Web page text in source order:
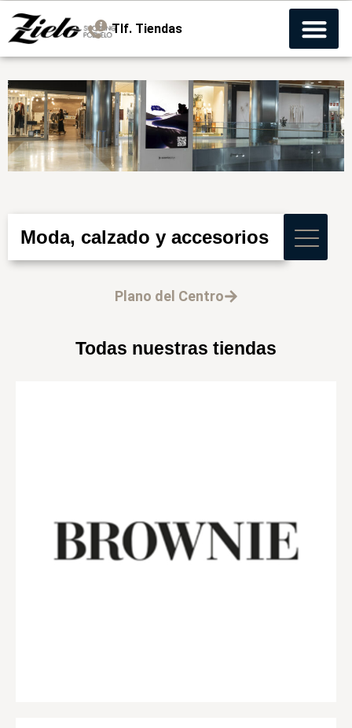
Tlf. Tiendas
Moda, calzado y accesorios
Plano del Centro
Todas nuestras tiendas